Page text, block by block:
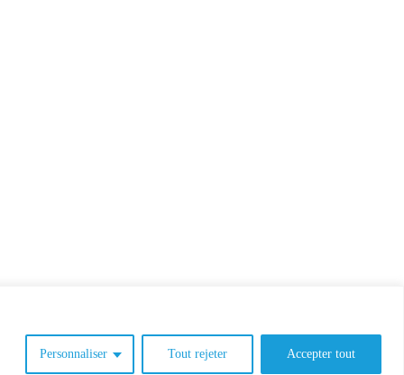
Personnaliser Tout rejeter Accepter tout